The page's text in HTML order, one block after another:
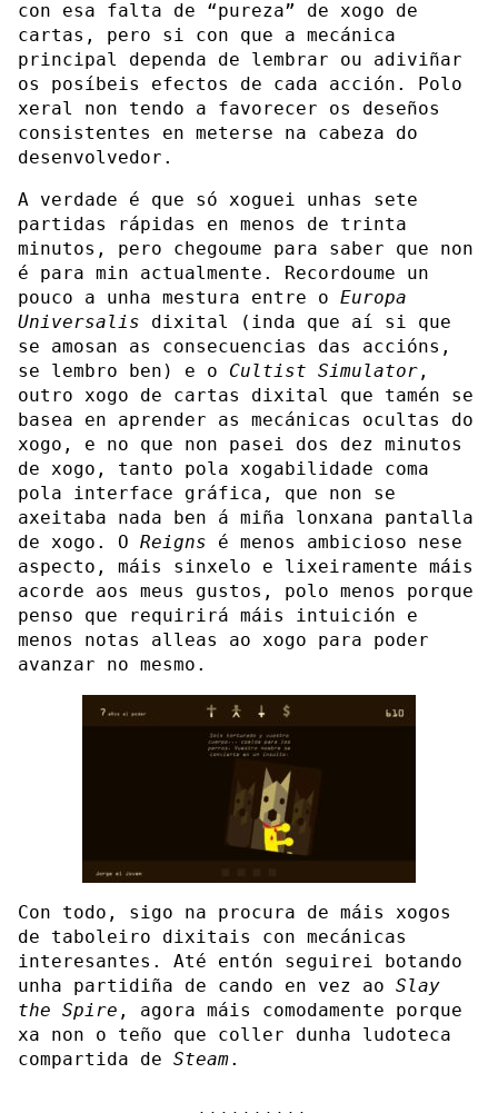
con esa falta de “pureza” de xogo de
cartas, pero si con que a mecánica
principal dependa de lembrar ou adiviñar
os posíbeis efectos de cada acción. Polo
xeral non tendo a favorecer os deseños
consistentes en meterse na cabeza do
desenvolvedor.
A verdade é que só xoguei unhas sete
partidas rápidas en menos de trinta
minutos, pero chegoume para saber que non
é para min actualmente. Recordoume un
pouco a unha mestura entre o Europa
Universalis dixital (inda que aí si que
se amosan as consecuencias das accións,
se lembro ben) e o Cultist Simulator ,
outro xogo de cartas dixital que tamén se
basea en aprender as mecánicas ocultas do
xogo, e no que non pasei dos dez minutos
de xogo, tanto pola xogabilidade coma
pola interface gráfica, que non se
axeitaba nada ben á miña lonxana pantalla
de xogo. O Reigns é menos ambicioso nese
aspecto, máis sinxelo e lixeiramente máis
acorde aos meus gustos, polo menos porque
penso que requirirá máis intuición e
menos notas alleas ao xogo para poder
avanzar no mesmo.
Con todo, sigo na procura de máis xogos
de taboleiro dixitais con mecánicas
interesantes. Até entón seguirei botando
unha partidiña de cando en vez ao Slay
the Spire , agora máis comodamente porque
xa non o teño que coller dunha ludoteca
compartida de Steam.